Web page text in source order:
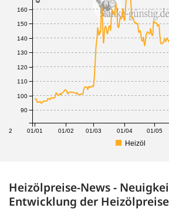
12 01/01 01/02 01/03 01/04 01/05
90
100
110
120
130
140
150
160
Heizöl
Heizölpreise-News -
Entwicklung der Heizölpreise